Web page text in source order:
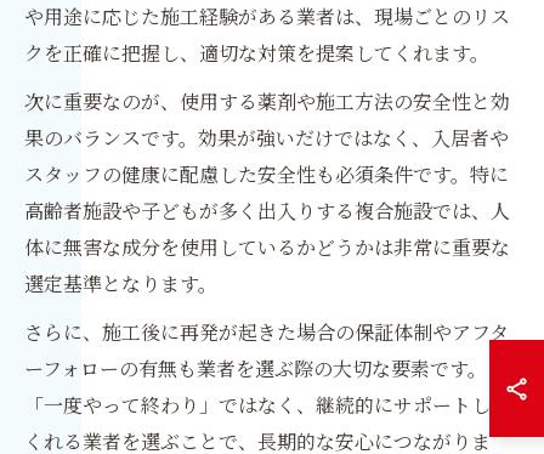
や用途に応じた施工経験がある業者は、現場ごとのリス
クを正確に把握し、適切な対策を提案してくれます。
次に重要なのが、使用する薬剤や施工方法の安全性と効
果のバランスです。効果が強いだけではなく、入居者や
スタッフの健康に配慮した安全性も必須条件です。特に
高齢者施設や子どもが多く出入りする複合施設では、人
体に無害な成分を使用しているかどうかは非常に重要な
選定基準となります。
さらに、施工後に再発が起きた場合の保証体制やアフタ
ーフォローの有無も業者を選ぶ際の大切な要素です。
「一度やって終わり」ではなく、継続的にサポートして
くれる業者を選ぶことで、長期的な安心につながりま